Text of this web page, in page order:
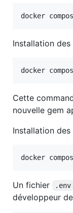
docker
Installation des
docker
Cette
nouvelle gem
Installation
docker
Un fichier .env
développeur